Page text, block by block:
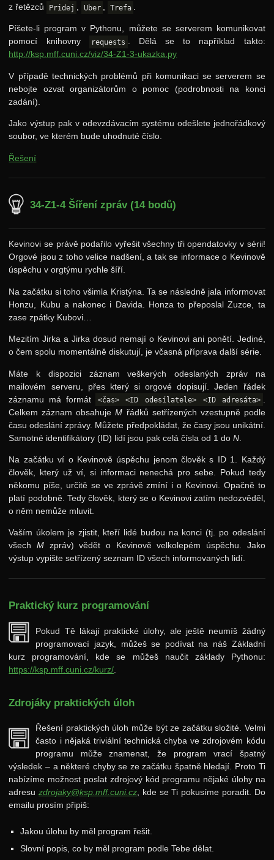
z řetězců
Pridej Uber Trefa
Píšete-li program v Pythonu, můžete se serverem komunikovat
pomocí knihovny
requests . Dělá se to například takto:
http://ksp.mff.cuni.cz/viz/34-Z1-3-ukazka.py
V případě technických problémů při komunikaci se serverem se
nebojte ozvat organizátorům o pomoc (podrobnosti na konci
zadání).
Jako výstup pak v odevzdávacím systému odešlete jednořádkový
soubor, ve kterém bude uhodnuté číslo.
Řešení
34-Z1-4 Šíření zpráv (14 bodů)
Kevinovi se právě podařilo vyřešit všechny tři opendatovky v sérii!
Orgové jsou z toho velice nadšení, a tak se informace o Kevinově
úspěchu v orgtýmu rychle šíří.
Na začátku si toho všimla Kristýna. Ta se následně jala informovat
Honzu, Kubu a nakonec i Davida. Honza to přeposlal Zuzce, ta
zase zpátky Kubovi…
Mezitím Jirka a Jirka dosud nemají o Kevinovi ani ponětí. Jediné,
o čem spolu momentálně diskutují, je včasná příprava další série.
Máte k dispozici záznam veškerých odeslaných zpráv na
mailovém serveru, přes který si orgové dopisují. Jeden řádek
záznamu má formát
<čas> <ID odesílatele> <ID adresáta>
Celkem záznam obsahujeM řádků setřízených vzestupně podle
času odeslání zprávy. Můžete předpokládat, že časy jsou unikátní.
Samotné identifikátory (ID) lidí jsou pak celá čísla od 1 doN
Na začátku ví o Kevinově úspěchu jenom člověk s ID 1. Každý
člověk, který už ví, si informaci nenechá pro sebe. Pokud tedy
někomu píše, určitě se ve zprávě zmíní i o Kevinovi. Opačně to
platí podobně. Tedy člověk, který se o Kevinovi zatím nedozvěděl,
o něm nemůže mluvit.
Vaším úkolem je zjistit, kteří lidé budou na konci (tj. po odeslání
všechM zpráv) vědět o Kevinově velkolepém úspěchu. Jako
výstup vypište setřízený seznam ID všech informovaných lidí.
Praktický kurz programování
Pokud Tě lákají praktické úlohy, ale ještě neumíš žádný
programovací jazyk, můžeš se podívat na náš Základní
kurz programování, kde se můžeš naučit základy Pythonu:
https://ksp.mff.cuni.cz/kurz/
Zdrojáky praktických úloh
Řešení praktických úloh může být ze začátku složité. Velmi
často i nějaká triviální technická chyba ve zdrojovém kódu
programu může znamenat, že program vrací špatný
výsledek – a některé chyby se ze začátku špatně hledají. Proto Ti
nabízíme možnost poslat zdrojový kód programu nějaké úlohy na
adresuzdrojaky@ksp.mff.cuni.cz, kde se Ti pokusíme poradit. Do
emailu prosím připiš:
Jakou úlohu by měl program řešit.
Slovní popis, co by měl program podle Tebe dělat.